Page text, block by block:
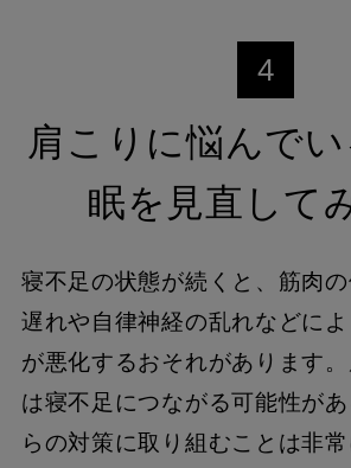
4
肩こりに悩んで
眠を見直して
寝不足の状態が続くと、筋肉
遅れや自律神経の乱れなどによ
が悪化するおそれがあります
は寝不足につながる可能性が
らの対策に取り組むことは非常